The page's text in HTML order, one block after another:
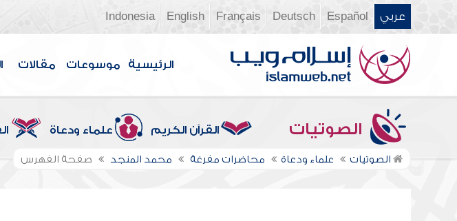
عربي Español
Deutsch
Français
English
Indonesia
الرئيسية موسوعات مقالات
الصوتيات القرآن الكريم علماء ودعاة
الصوتيات علماء ودعاة محاضرات مفرغة محمد المنجد صفحة الفهرس